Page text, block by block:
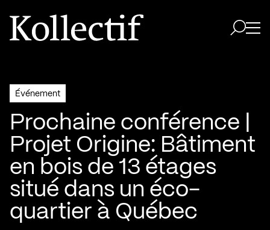
Aller à la page d'accueil
Logo Kollectif
Événement
Prochaine conférence |
Projet Origine: Bâtiment
en bois de 13 étages
situé dans un éco-
quartier à Québec